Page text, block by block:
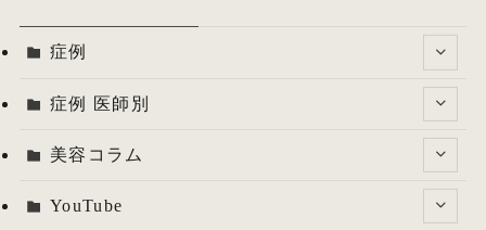
症例
症例 医師別
美容コラム
YouTube